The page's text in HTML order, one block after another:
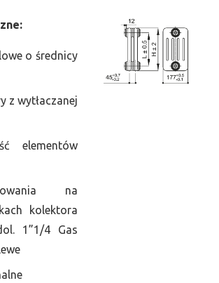
o średnicy
z wytłaczanej
elementów
na
kolektora
1”1/4 Gas